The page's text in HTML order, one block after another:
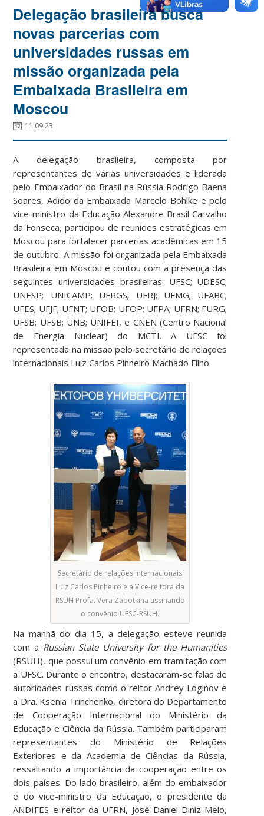
Delegação brasileira busca
novas parcerias com
universidades russas em
missão organizada pela
Embaixada Brasileira em
Moscou
11:09:23
A delegação brasileira, composta por
representantes de várias universidades e liderada
pelo Embaixador do Brasil na Rússia Rodrigo Baena
Soares, Adido da Embaixada Marcelo Böhlke e pelo
vice-ministro da Educação Alexandre Brasil Carvalho
da Fonseca, participou de reuniões estratégicas em
Moscou para fortalecer parcerias acadêmicas em 15
de outubro. A missão foi organizada pela Embaixada
Brasileira em Moscou e contou com a presença das
seguintes universidades brasileiras: UFSC; UDESC;
UNESP; UNICAMP; UFRGS; UFRJ; UFMG; UFABC;
UFES; UFJF; UFNT; UFOB; UFOP; UFPA; UFRN; FURG;
UFSB; UFSB; UNB; UNIFEI, e CNEN (Centro Nacional
de Energia Nuclear) do MCTI. A UFSC foi
representada na missão pelo secretário de relações
internacionais Luiz Carlos Pinheiro Machado Filho.
Secretário de relações internacionais
Luiz Carlos Pinheiro e a Vice-reitora da
RSUH Profa. Vera Zabotkina assinando
o convênio UFSC-RSUH.
Na manhã do dia 15, a delegação esteve reunida
com a Russian State University for the Humanities
(RSUH), que possui um convênio em tramitação com
a UFSC. Durante o encontro, destacaram-se falas de
autoridades russas como o reitor Andrey Loginov e
a Dra. Ksenia Trinchenko, diretora do Departamento
de Cooperação Internacional do Ministério da
Educação e Ciência da Rússia. Também participaram
representantes do Ministério de Relações
Exteriores e da Academia de Ciências da Rússia,
ressaltando a importância da cooperação entre os
dois países. Do lado brasileiro, além do embaixador
e do vice-ministro da Educação, o presidente da
ANDIFES e reitor da UFRN, José Daniel Diniz Melo,